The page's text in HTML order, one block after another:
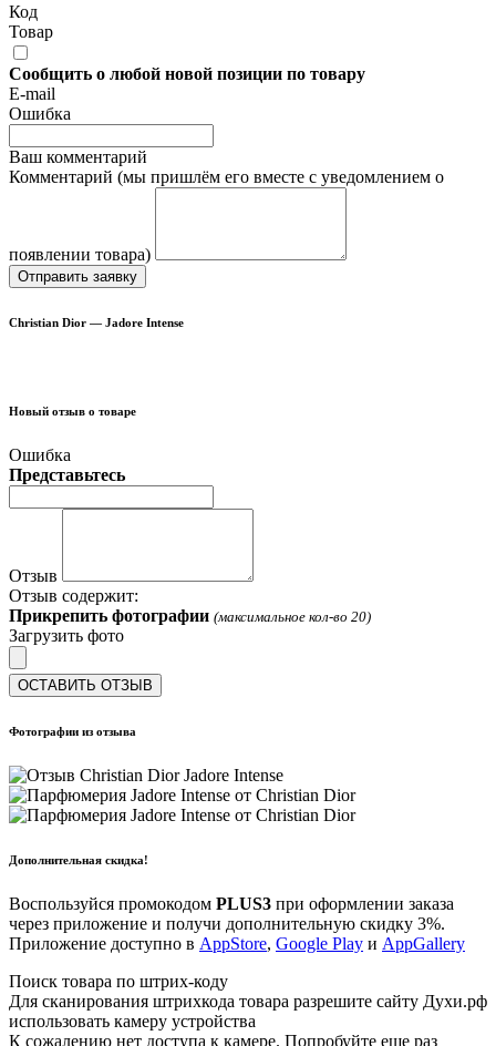
Код
Товар
Сообщить о любой новой позиции по товару
E-mail
Ошибка
Ваш комментарий
Комментарий (мы пришлём его вместе с уведомлением о
появлении товара)
Отправить заявку
Christian Dior — Jadore Intense
Новый отзыв о товаре
Ошибка
Представьтесь
Отзыв
Отзыв содержит:
Прикрепить фотографии (максимальное кол-во 20)
Загрузить фото
ОСТАВИТЬ ОТЗЫВ
Фотографии из отзыва
Дополнительная скидка!
Воспользуйся промокодом PLUS3 при оформлении заказа
через приложение и получи дополнительную скидку 3%.
Приложение доступно в AppStore, Google Play и AppGallery
Поиск товара по штрих-коду
Для сканирования штрихкода товара разрешите сайту Духи.рф
использовать камеру устройства
К сожалению нет доступа к камере. Попробуйте еще раз